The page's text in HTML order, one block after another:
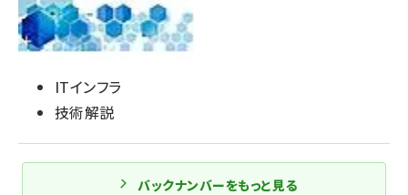
ITインフラ
技術解説
バックナンバーをもっと見る